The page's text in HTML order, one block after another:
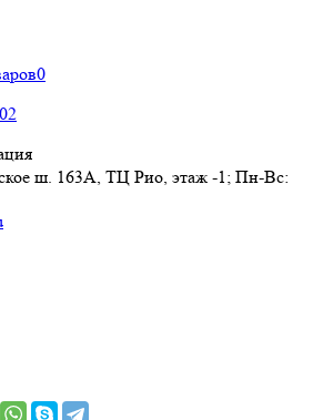
0
ш. 163А, ТЦ Рио, этаж -1; Пн-Вс: